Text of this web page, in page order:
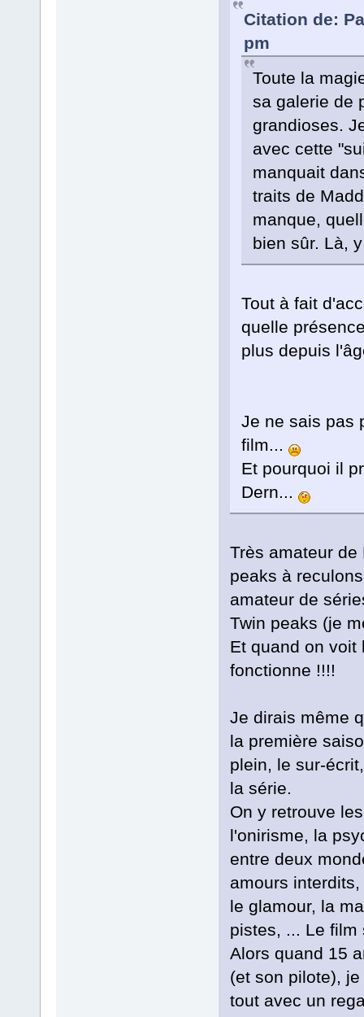
Citation de:
pm
Toute la
sa galerie de
grandioses.
avec cette
manquait
traits de
manque,
bien sûr. Là,
Tout à fait
quelle
plus depuis
Je ne sais pas
film...
Et pourquoi il
Dern...
Très amateur
peaks à
amateur de
Twin peaks (je
Et quand on voit
fonctionne !!!!
Je dirais même
la première
plein, le sur-
la série.
On y retrouve
l'onirisme, la
entre deux
amours
le glamour, la
pistes, ... Le film
Alors quand 15
(et son pilote),
tout avec un